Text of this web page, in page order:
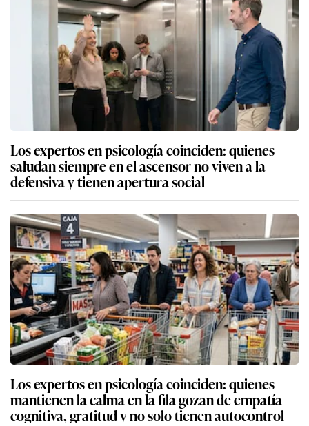
Los expertos en psicología coinciden: quienes
saludan siempre en el ascensor no viven a la
defensiva y tienen apertura social
Los expertos en psicología coinciden: quienes
mantienen la calma en la fila gozan de empatía
cognitiva, gratitud y no solo tienen autocontrol